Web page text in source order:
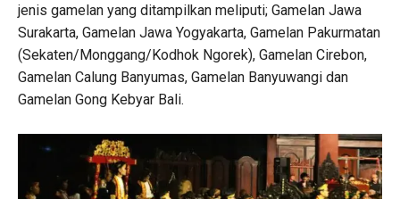
jenis gamelan yang ditampilkan meliputi; Gamelan Jawa
Surakarta, Gamelan Jawa Yogyakarta, Gamelan Pakurmatan
(Sekaten/Monggang/Kodhok Ngorek), Gamelan Cirebon,
Gamelan Calung Banyumas, Gamelan Banyuwangi dan
Gamelan Gong Kebyar Bali.